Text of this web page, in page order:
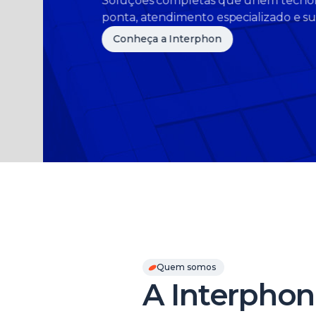
ponta, atendimento especializado e suporte
Conheça a Interphon
Quem somos
A Interphon